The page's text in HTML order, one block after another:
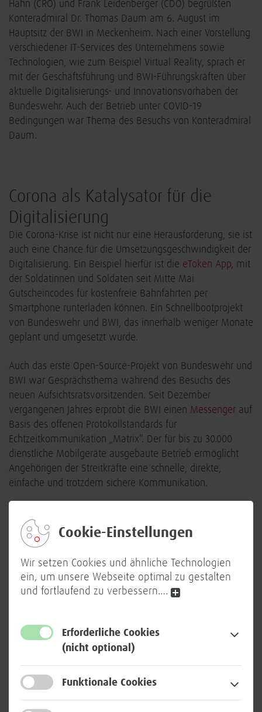
Cookie-Einstellungen
Wir setzen Cookies und ähnliche Technologien
ein, um unsere Webseite optimal zu gestalten
und fortlaufend zu verbessern.…
Erforderliche Cookies
(nicht optional)
Funktionale Cookies
Hahn (CRO) und Frank Leidenberger (CDO) begrüßten
Konteradmiral Dr. Thomas Daum am 6. August im
Hauptsitz der BWI in Meckenheim. Nach einer Vorstellung
verschiedener IT-Services des Unternehmens sowie
Technologien, wie zum Beispiel Virtual Reality, sprach er
mit der Geschäftsführung und BWI-Führungskräften über
aktuelle Digitalisierungs- und Innovationsvorhaben der
Bundeswehr. Auch der Betrieb unter COVID-19
Bedingungen war Thema des Besuchs von Konteradmiral
Daum.
Corona als Katalysator für die
Digitalisierung
Die Corona-Krise ist nicht nur eine Herausforderung, sie ist
auch eine Chance für die Umsetzungsgeschwindigkeit der
Digitalisierung. Ein Beispiel hierfür ist die eToken App, mit
der Soldatinnen und Soldaten seit Mitte Mai
Gutscheincodes für kostenfreie Bahnfahrten per
Smartphone runterladen können. Ein Schnellbootprojekt
von Bundeswehr und BWI, das innerhalb weniger Monate
geplant und umgesetzt wurde.
Auch das erste Open-Source-Projekt von Bundeswehr und
BWI war Gesprächsthema während des Besuchs des
neuen Aufsichtsratsvorsitzenden. Seit Dezember
vergangenen Jahres erprobt die BWI einen Messenger auf
Basis des offenen Protokollstandards für
Echtzeitkommunikation „Matrix“. Der für bis zu 30.000
dienstliche Mobilgeräte ausgebaute Betrieb ermöglicht
Angehörigen der Streitkräfte eine schnelle, direkte,
einfache und trotzdem sichere Kommunikation.
Unterstützung der BWI Vorreiter der Digitalisierung
geworden. Weitere aktuelle innovative Projekte, wie der
virtuelle Lagerraum, unterstreichen die Bedeutung der
BWI als IT-Systemhaus und Digitalisierungspartner der
Bundeswehr.